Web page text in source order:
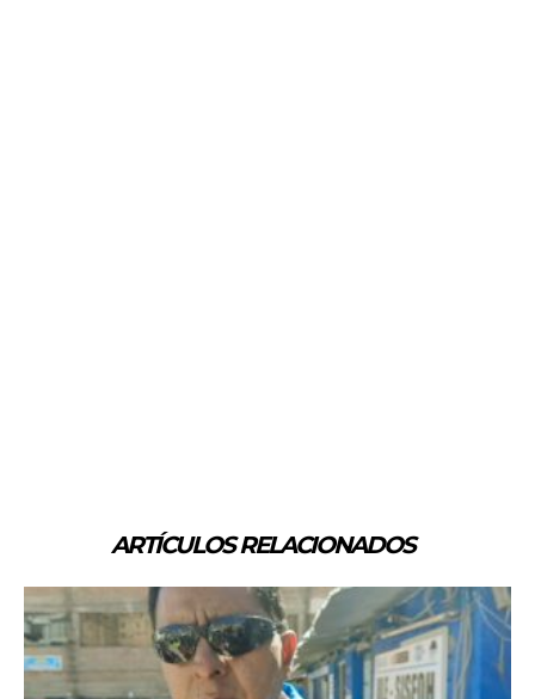
ARTÍCULOS RELACIONADOS